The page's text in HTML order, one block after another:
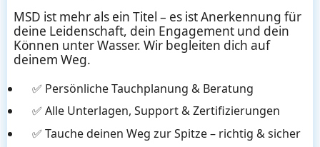
MSD ist mehr als ein Titel – es ist Anerkennung für
deine Leidenschaft, dein Engagement und dein
Können unter Wasser. Wir begleiten dich auf
deinem Weg.
✅ Persönliche Tauchplanung & Beratung
✅ Alle Unterlagen, Support & Zertifizierungen
✅ Tauche deinen Weg zur Spitze – richtig & sicher